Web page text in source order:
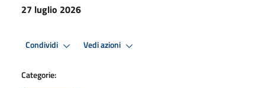
27 luglio 2026
Condividi Vedi azioni
Categorie: